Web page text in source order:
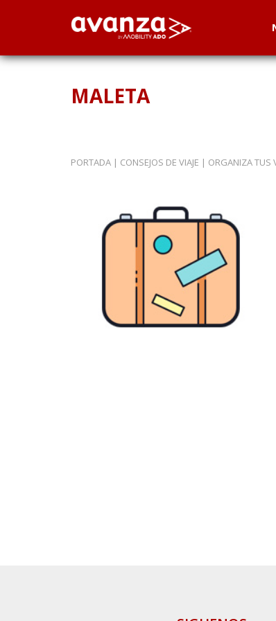
MALETA
PORTADA | CONSEJOS DE VIAJE | ORGANIZA TUS